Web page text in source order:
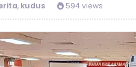
, kudus 594 views